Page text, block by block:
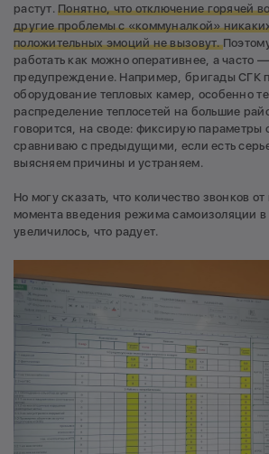
растут.Понятно, что отключение горячей
другие проблемы с «коммуналкой»
положительных эмоций не вызовут.
работать как можно оперативнее, а часто
предупреждение. Например, бригады СГК
оборудование тепловых камер, особенно
распределение теплосетей на большие
говорится, на своде: фиксирую параметры
сравниваю с предыдущими, если есть
выясняем причины и устраняем.
Но могу сказать, что количество звонков
момента введения режима самоизоляции
увеличилось, что радует.